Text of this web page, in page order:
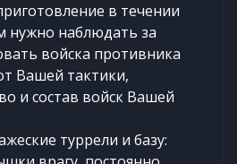
в течении
нужно наблюдать за
войска противника
Вашей тактики,
и состав войск Вашей
туррели и базу: